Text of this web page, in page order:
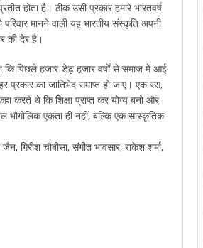
होता है। ठीक उसी प्रकार हमारे भारतवर्ष
मानने वाली यह भारतीय संस्कृति अपनी
की देर है।
पिछले हजार-डेढ़ हजार वर्षों से समाज में आई
प्रकार का जातिभेद समाप्त हो जाए। एक रस,
करते थे कि शिक्षा प्राप्त कर योग्य बनो और
भौगोलिक एकता ही नहीं, बल्कि एक सांस्कृतिक
गिरीश चौबीसा, संगीत भावसार, राकेश शर्मा,